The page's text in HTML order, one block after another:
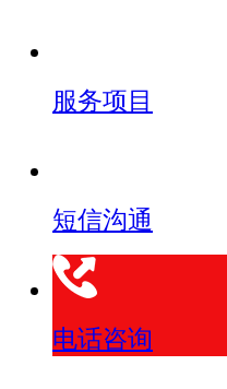
服务项目
短信沟通
电话咨询